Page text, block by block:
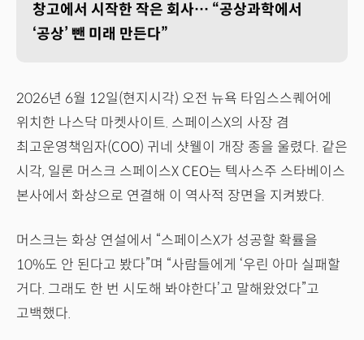
창고에서 시작한 작은 회사… “공상과학에서
‘공상’ 뺀 미래 만든다”
2026년 6월 12일(현지시각) 오전 뉴욕 타임스스퀘어에
위치한 나스닥 마켓사이트. 스페이스X의 사장 겸
최고운영책임자(COO) 귀네 샷웰이 개장 종을 울렸다. 같은
시각, 일론 머스크 스페이스X CEO는 텍사스주 스타베이스
본사에서 화상으로 연결해 이 역사적 장면을 지켜봤다.
머스크는 화상 연설에서 “스페이스X가 성공할 확률을
10%도 안 된다고 봤다”며 “사람들에게 ‘우린 아마 실패할
거다. 그래도 한 번 시도해 봐야한다’고 말해왔었다”고
고백했다.